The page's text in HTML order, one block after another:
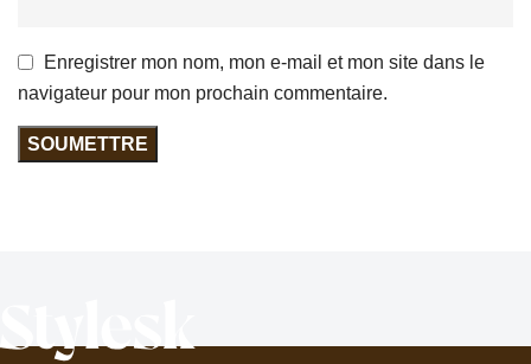
Enregistrer mon nom, mon e-mail et mon site dans le
navigateur pour mon prochain commentaire.